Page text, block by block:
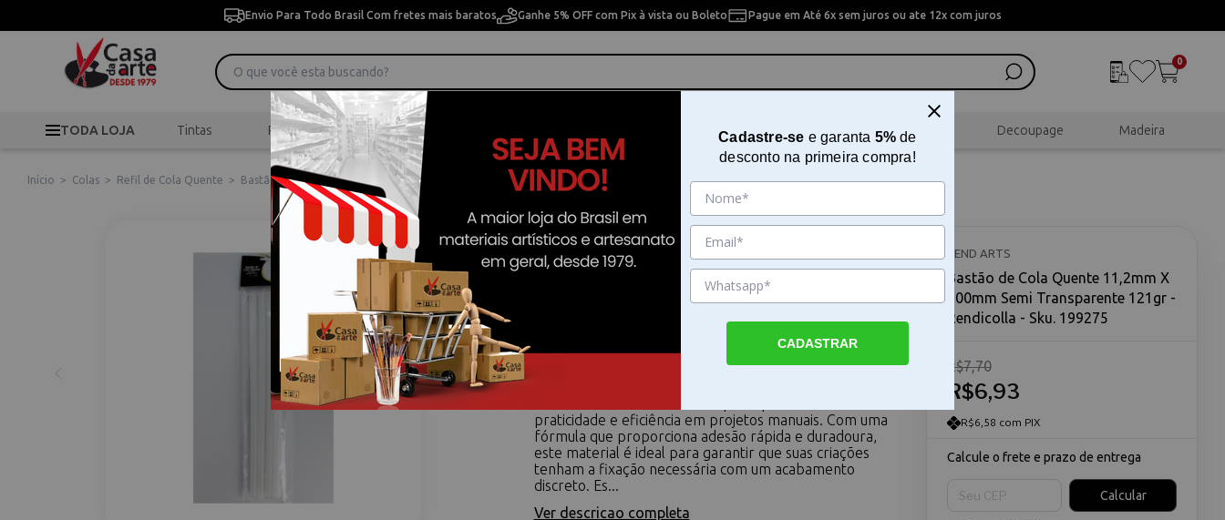
Envio Para Todo Brasil Com fretes mais baratos Ganhe 5% OFF com Pix à vista ou Boleto Pague em Até 6x sem juros ou ate 12x com juros
0
TODA LOJA Tintas Pincéis Desenho Pintura Artesanal Scrapbook Decoupage Madeira
Início > Colas > Refil de Cola Quente > Bastão de Cola Quente 11,2mm X 300mm Semi Transparente 121gr - Rendicolla
Bastão de Cola Quente 11,2mm X 300mm
Semi Transparente 121gr - Rendicolla
Adesão eficiente com o bastão de cola quente
praticidade e eficiência em projetos manuais. Com uma
fórmula que proporciona adesão rápida e duradoura,
este material é ideal para garantir que suas criações
tenham a fixação necessária com um acabamento
discreto. Es...
Ver descricao completa
REND ARTS
Bastão de Cola Quente 11,2mm X
300mm Semi Transparente 121gr -
Rendicolla - Sku. 199275
R$6,93
R$7,70
R$6,58 com PIX
Calcule o frete e prazo de entrega
Calcular
Cadastre-se e garanta 5%de
desconto na primeira compra!
CADASTRAR